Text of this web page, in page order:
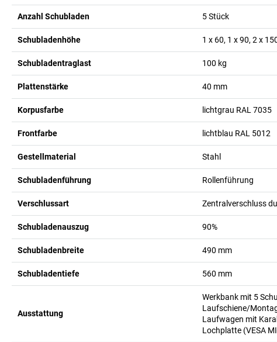
Anzahl Schubladen 5Stück
Schubladenhöhe 1 x 60, 1 x 90, 2 x
Schubladentraglast 100 kg
Plattenstärke 40 mm
Korpusfarbe lichtgrau RAL 7035
Frontfarbe lichtblau RAL 5012
Gestellmaterial Stahl
Schubladenführung Rollenführung
Verschlussart Zentralverschluss
Schubladenauszug 90%
Schubladenbreite 490 mm
Schubladentiefe 560 mm
Ausstattung
Werkbank mit 5
Laufschiene/
Laufwagen mit
Lochplatte (VESA